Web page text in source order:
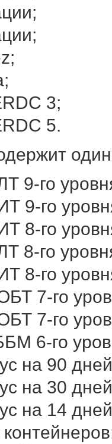
3;
5.
9-го
9-го
8-го
8-го
8-го
7-го
7-го
6-го
на 90
на 30
на 14